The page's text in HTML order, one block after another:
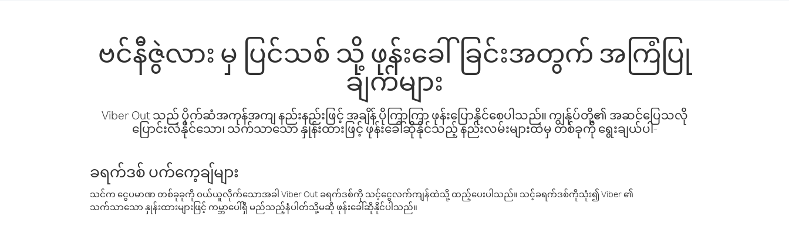
ဗင်နီဇွဲလား မှ ပြင်သစ် သို့ ဖုန်းခေါ်ခြင်းအတွက် အကြံပြု
ချက်များ
Viber Out သည် ပိုက်ဆံအကုန်အကျ နည်းနည်းဖြင့် အချိန် ပိုကြာကြာ ဖုန်းပြောနိုင်စေပါသည်။ ကျွန်ုပ်တို့၏ အဆင်ပြေသလို
ပြောင်းလဲနိုင်သော၊ သက်သာသော နှုန်းထားဖြင့် ဖုန်းခေါ်ဆိုနိုင်သည့် နည်းလမ်းများထဲမှ တစ်ခုကို ရွေးချယ်ပါ-
ခရက်ဒစ် ပက်ကေ့ချ်များ
သင်က ငွေပမာဏ တစ်ခုခုကို ဝယ်ယူလိုက်သောအခါ Viber Out ခရက်ဒစ်ကို သင့်ငွေလက်ကျန်ထဲသို့ ထည့်ပေးပါသည်။ သင့်ခရက်ဒစ်ကိုသုံး၍ Viber ၏
သက်သာသော နှုန်းထားများဖြင့် ကမ္ဘာပေါ်ရှိ မည်သည့်နံပါတ်သို့မဆို ဖုန်းခေါ်ဆိုနိုင်ပါသည်။